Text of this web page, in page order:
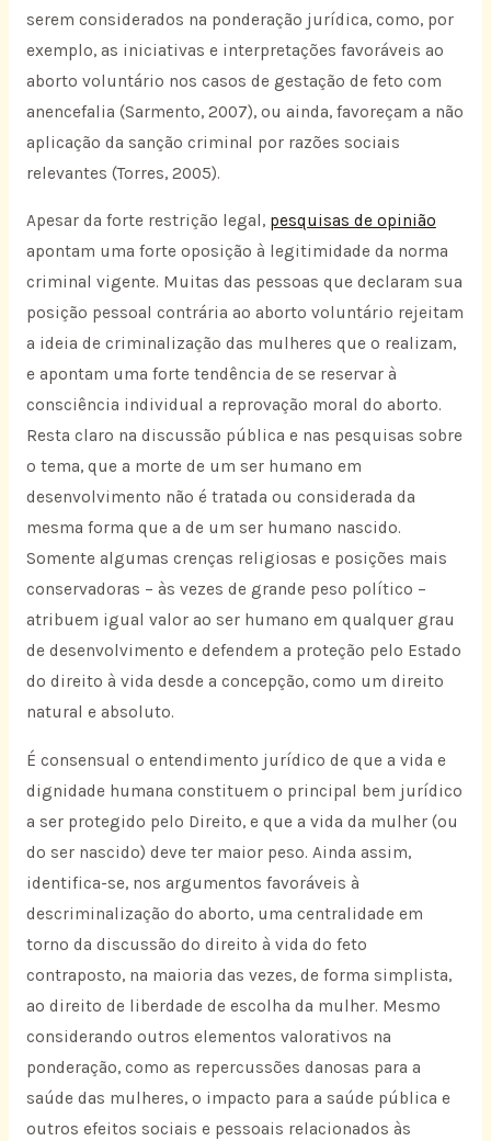
serem considerados na ponderação jurídica, como, por
exemplo, as iniciativas e interpretações favoráveis ao
aborto voluntário nos casos de gestação de feto com
anencefalia (Sarmento, 2007), ou ainda, favoreçam a não
aplicação da sanção criminal por razões sociais
relevantes (Torres, 2005).
Apesar da forte restrição legal, pesquisas de opinião
apontam uma forte oposição à legitimidade da norma
criminal vigente. Muitas das pessoas que declaram sua
posição pessoal contrária ao aborto voluntário rejeitam
a ideia de criminalização das mulheres que o realizam,
e apontam uma forte tendência de se reservar à
consciência individual a reprovação moral do aborto.
Resta claro na discussão pública e nas pesquisas sobre
o tema, que a morte de um ser humano em
desenvolvimento não é tratada ou considerada da
mesma forma que a de um ser humano nascido.
Somente algumas crenças religiosas e posições mais
conservadoras – às vezes de grande peso político –
atribuem igual valor ao ser humano em qualquer grau
de desenvolvimento e defendem a proteção pelo Estado
do direito à vida desde a concepção, como um direito
natural e absoluto.
É consensual o entendimento jurídico de que a vida e
dignidade humana constituem o principal bem jurídico
a ser protegido pelo Direito, e que a vida da mulher (ou
do ser nascido) deve ter maior peso. Ainda assim,
identifica-se, nos argumentos favoráveis à
descriminalização do aborto, uma centralidade em
torno da discussão do direito à vida do feto
contraposto, na maioria das vezes, de forma simplista,
ao direito de liberdade de escolha da mulher. Mesmo
considerando outros elementos valorativos na
ponderação, como as repercussões danosas para a
saúde das mulheres, o impacto para a saúde pública e
outros efeitos sociais e pessoais relacionados às